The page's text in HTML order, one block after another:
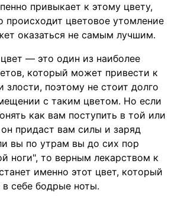
привыкает к этому цвету,
происходит цветовое утомление
оказаться не самым лучшим.
— это один из наиболее
который может привести к
злости, поэтому не стоит долго
с таким цветом. Но если
как вам поступить в той или
придаст вам силы и заряд
вы по утрам вы до сих пор
ноги", то верным лекарством к
именно этот цвет, который
себе бодрые ноты.